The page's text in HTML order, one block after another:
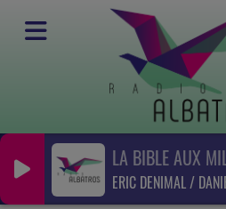
LA BIBLE AUX
ERIC DENIMAL /
Podcasts Parole d'asso